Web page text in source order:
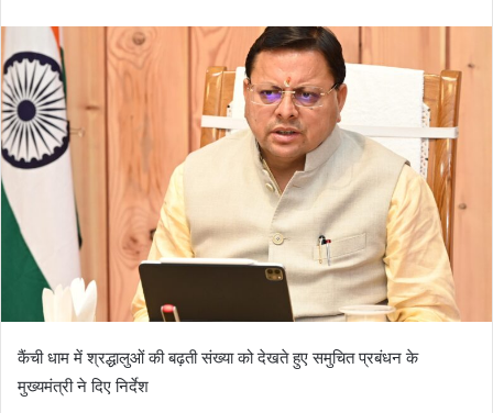
कैंची धाम में श्रद्धालुओं की बढ़ती संख्या को देखते हुए समुचित प्रबंधन के
मुख्यमंत्री ने दिए निर्देश